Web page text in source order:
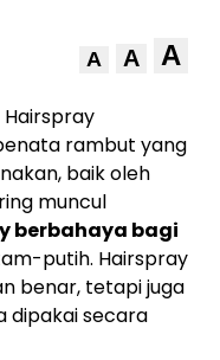
A A A
Hairspray
rambut yang
baik oleh
muncul
berbahaya bagi
putih. Hairspray
benar, tetapi juga
dipakai secara